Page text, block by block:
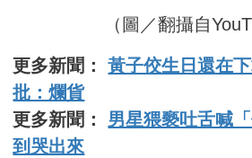
（圖／翻攝自
更多新聞：黃子佼生日還在
批：爛貨
更多新聞： 男星猥褻吐舌喊
到哭出來